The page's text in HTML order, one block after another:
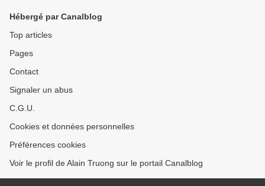
Hébergé par Canalblog
Top articles
Pages
Contact
Signaler un abus
C.G.U.
Cookies et données personnelles
Préférences cookies
Voir le profil de Alain Truong sur le portail Canalblog